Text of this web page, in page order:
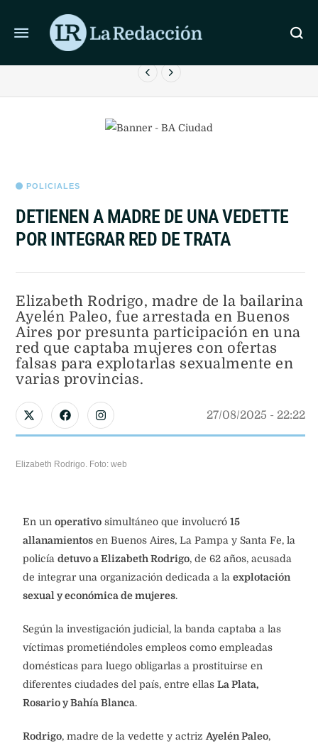
ÚLTIMAS NOTICIAS
ARGENTINOS JUNIORS VENCIÓ A RACING QUE JUGÓ
GRAN PARTE DEL PARTIDO CON UN HOMBRE MENOS
POLICIALES
DETIENEN A MADRE DE UNA VEDETTE
POR INTEGRAR RED DE TRATA
Elizabeth Rodrigo, madre de la bailarina
Ayelén Paleo, fue arrestada en Buenos
Aires por presunta participación en una
red que captaba mujeres con ofertas
falsas para explotarlas sexualmente en
varias provincias.
27/08/2025 - 22:22
Elizabeth Rodrigo. Foto: web
En un operativo simultáneo que involucró 15
allanamientos en Buenos Aires, La Pampa y Santa Fe, la
policía detuvo a Elizabeth Rodrigo, de 62 años, acusada
de integrar una organización dedicada a la explotación
sexual y económica de mujeres.
Según la investigación judicial, la banda captaba a las
víctimas prometiéndoles empleos como empleadas
domésticas para luego obligarlas a prostituirse en
diferentes ciudades del país, entre ellas La Plata,
Rosario y Bahía Blanca.
Rodrigo, madre de la vedette y actriz Ayelén Paleo,